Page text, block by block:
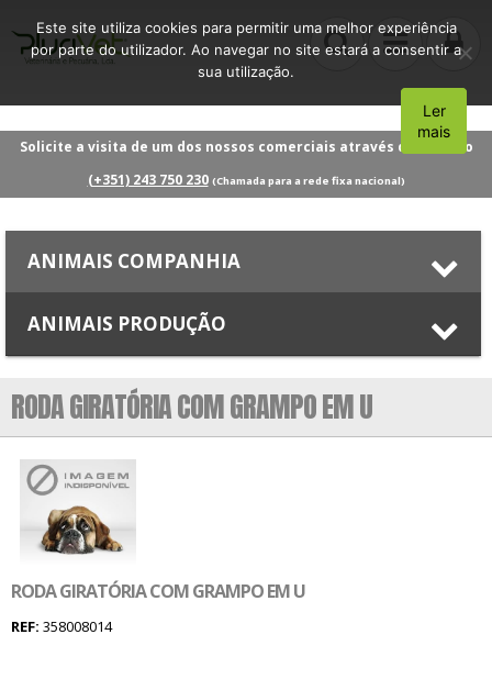
Solicite a visita de um dos nossos comerciais através do número
(+351) 243 750 230 (Chamada para a rede fixa nacional)
ANIMAIS COMPANHIA
ANIMAIS PRODUÇÃO
RODA GIRATÓRIA COM GRAMPO EM U
RODA GIRATÓRIA COM GRAMPO EM U
REF: 358008014
Este site utiliza cookies para permitir uma melhor experiência
por parte do utilizador. Ao navegar no site estará a consentir a
sua utilização.
Aceito
Ler
mais